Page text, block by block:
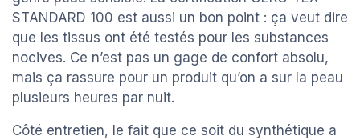
STANDARD 100 est aussi un bon point : ça veut dire
que les tissus ont été testés pour les substances
nocives. Ce n’est pas un gage de confort absolu,
mais ça rassure pour un produit qu’on a sur la peau
plusieurs heures par nuit.
Côté entretien, le fait que ce soit du synthétique a